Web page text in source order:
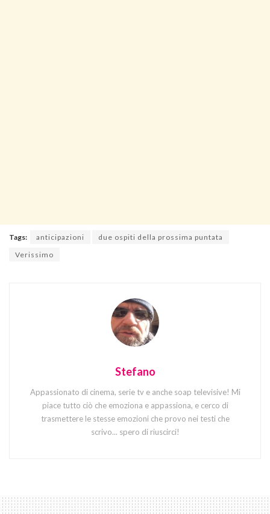
Tags: anticipazioni
due ospiti della prossima puntata
Verissimo
Stefano
Appassionato di cinema, serie tv e anche soap televisive! Mi
piace tutto ciò che emoziona e appassiona, e cerco di
trasmettere le stesse emozioni che provo nei testi che
scrivo... spero di riuscirci!